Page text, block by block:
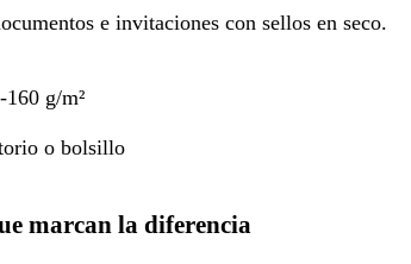
para
la
para
para
para
e invitaciones con sellos en seco.
g/m²
o bolsillo
marcan la diferencia